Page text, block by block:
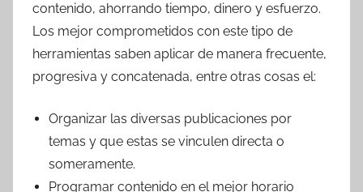
contenido, ahorrando tiempo, dinero y esfuerzo.
Los mejor comprometidos con este tipo de
herramientas saben aplicar de manera frecuente,
progresiva y concatenada, entre otras cosas el:
Organizar las diversas publicaciones por
temas y que estas se vinculen directa o
someramente.
Programar contenido en el mejor horario